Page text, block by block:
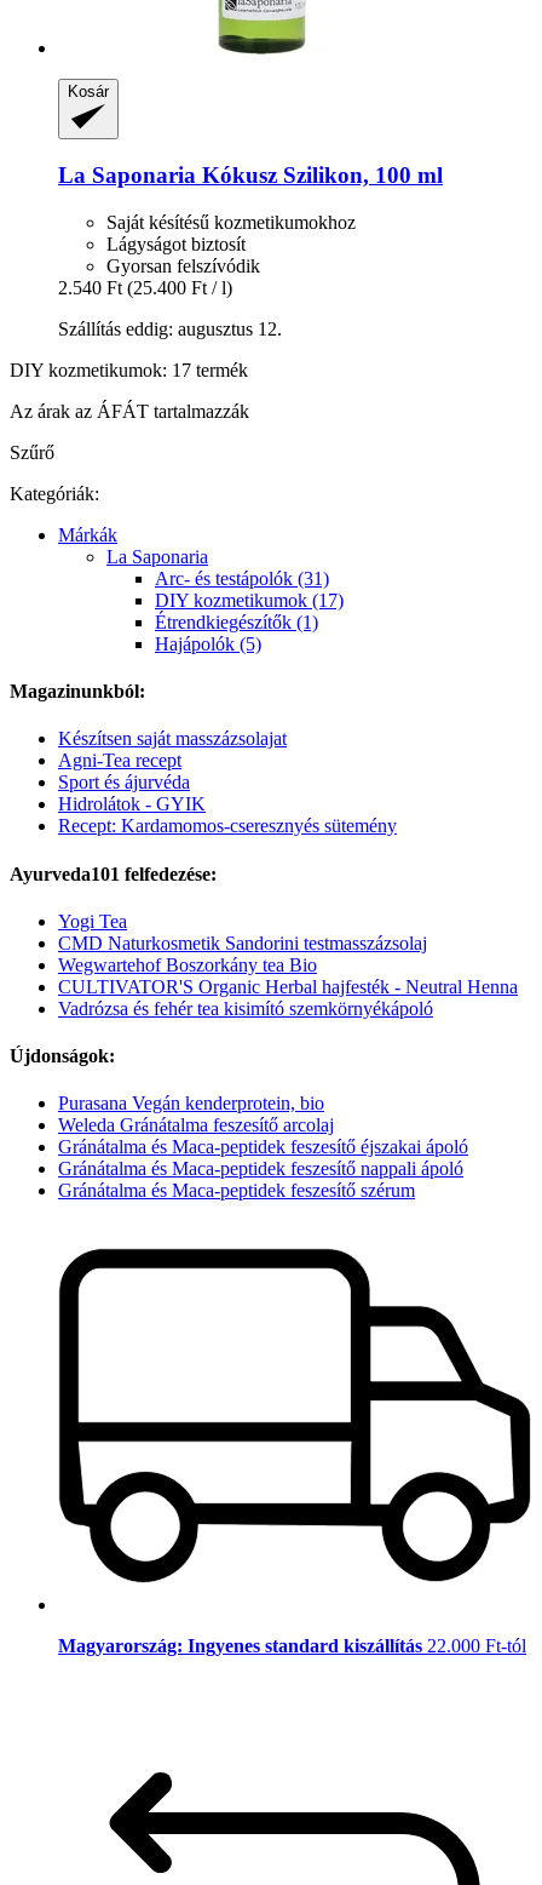
Kosár
La Saponaria Kókusz Szilikon, 100 ml
Saját késítésű kozmetikumokhoz
Lágyságot biztosít
Gyorsan felszívódik
2.540 Ft (25.400 Ft / l)
Szállítás eddig: augusztus 12.
DIY kozmetikumok: 17 termék
Az árak az ÁFÁT tartalmazzák
Szűrő
Kategóriák:
Márkák
La Saponaria
Arc- és testápolók (31)
DIY kozmetikumok (17)
Étrendkiegészítők (1)
Hajápolók (5)
Magazinunkból:
Készítsen saját masszázsolajat
Agni-Tea recept
Sport és ájurvéda
Hidrolátok - GYIK
Recept: Kardamomos-cseresznyés sütemény
Ayurveda101 felfedezése:
Yogi Tea
CMD Naturkosmetik Sandorini testmasszázsolaj
Wegwartehof Boszorkány tea Bio
CULTIVATOR'S Organic Herbal hajfesték - Neutral Henna
Vadrózsa és fehér tea kisimító szemkörnyékápoló
Újdonságok:
Purasana Vegán kenderprotein, bio
Weleda Gránátalma feszesítő arcolaj
Gránátalma és Maca-peptidek feszesítő éjszakai ápoló
Gránátalma és Maca-peptidek feszesítő nappali ápoló
Gránátalma és Maca-peptidek feszesítő szérum
Magyarország: Ingyenes standard kiszállítás 22.000 Ft-tól